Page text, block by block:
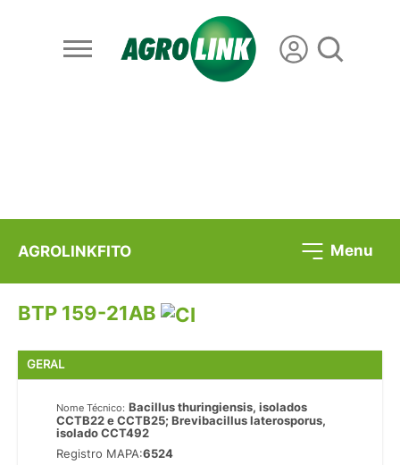
AGROLINKFITO Menu
BTP 159-21AB
GERAL
Nome Técnico: Bacillus thuringiensis, isolados
CCTB22 e CCTB25; Brevibacillus laterosporus,
isolado CCT492
Registro MAPA:6524